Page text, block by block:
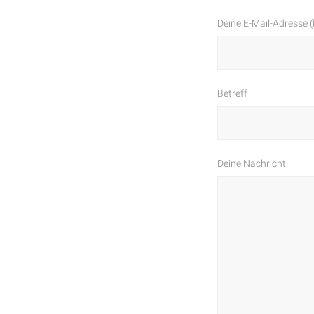
Deine E-Mail-Adresse
Betreff
Deine Nachricht